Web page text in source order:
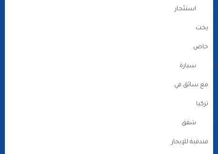
استئجار
يخت
خاص
سيارة
مع سائق في
تركيا
شقق
فندقية للإيجار